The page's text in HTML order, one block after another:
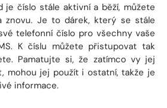
je číslo stále aktivní a běží, můžete
znovu. Je to dárek, který se stále
telefonní číslo pro všechny vaše
K číslu můžete přistupovat tak
Pamatujte si, že zatímco vy jej
mohou jej použít i ostatní, takže je
informace.